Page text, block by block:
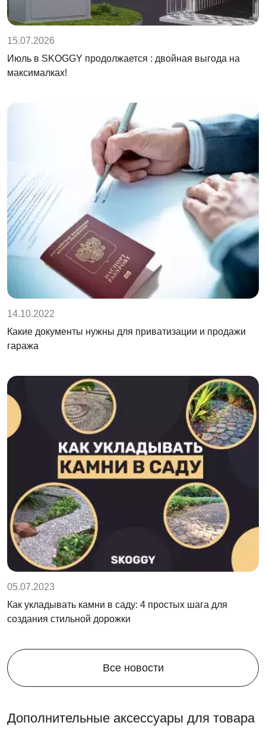
15.07.2026
Июль в SKOGGY продолжается : двойная выгода на
максималках!
14.10.2022
Какие документы нужны для приватизации и продажи
гаража
05.07.2023
Как укладывать камни в саду: 4 простых шага для
создания стильной дорожки
Все новости
Дополнительные аксессуары для товара